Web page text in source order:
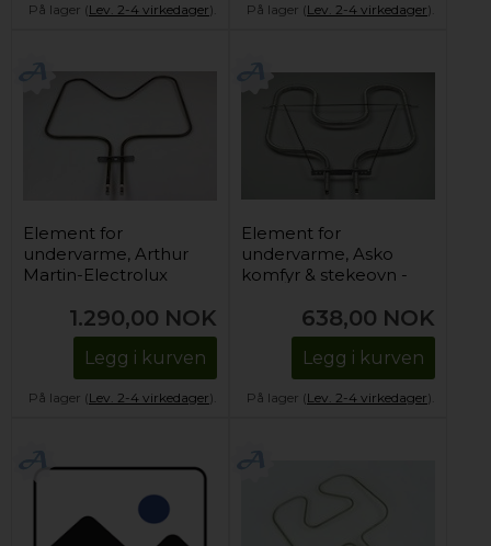
På lager (Lev. 2-4 virkedager). På lager (Lev. 2-4 virkedager).
Element for
undervarme, Arthur
Martin-Electrolux
230V/1000W
1.290,00 NOK
Legg i kurven
På lager (Lev. 2-4 virkedager).
Element for
undervarme, Asko
komfyr & stekeovn -
638,00 NOK
Legg i kurven
På lager (Lev. 2-4 virkedager).